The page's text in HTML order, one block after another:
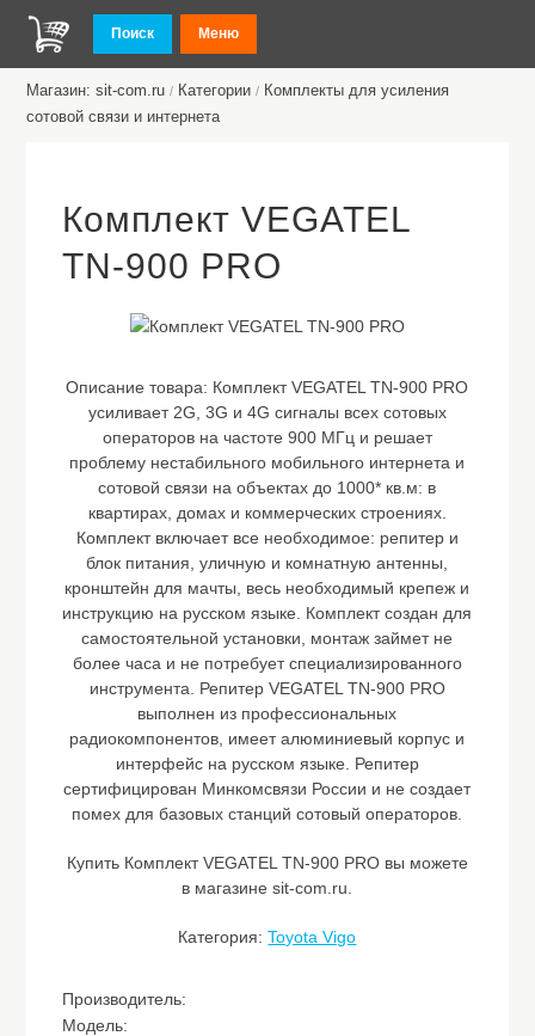
Поиск Меню
Магазин: sit-com.ru / Категории / Комплекты для усиления
сотовой связи и интернета
Комплект VEGATEL
TN-900 PRO
Описание товара: Комплект VEGATEL TN-900 PRO
усиливает 2G, 3G и 4G сигналы всех сотовых
операторов на частоте 900 МГц и решает
проблему нестабильного мобильного интернета и
сотовой связи на объектах до 1000* кв.м: в
квартирах, домах и коммерческих строениях.
Комплект включает все необходимое: репитер и
блок питания, уличную и комнатную антенны,
кронштейн для мачты, весь необходимый крепеж и
инструкцию на русском языке. Комплект создан для
самостоятельной установки, монтаж займет не
более часа и не потребует специализированного
инструмента. Репитер VEGATEL TN-900 PRO
выполнен из профессиональных
радиокомпонентов, имеет алюминиевый корпус и
интерфейс на русском языке. Репитер
сертифицирован Минкомсвязи России и не создает
помех для базовых станций сотовый операторов.
Купить Комплект VEGATEL TN-900 PRO вы можете
в магазине sit-com.ru.
Категория:Toyota Vigo
Производитель:
Модель: